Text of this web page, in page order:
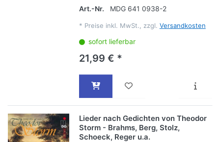
Art.-Nr.
MDG 641 0938-2
* Preise inkl. MwSt., zzgl. Versandkosten
sofort lieferbar
21,99 € *
Lieder nach Gedichten von Theodor
Storm - Brahms, Berg, Stolz,
Schoeck, Reger u.a.